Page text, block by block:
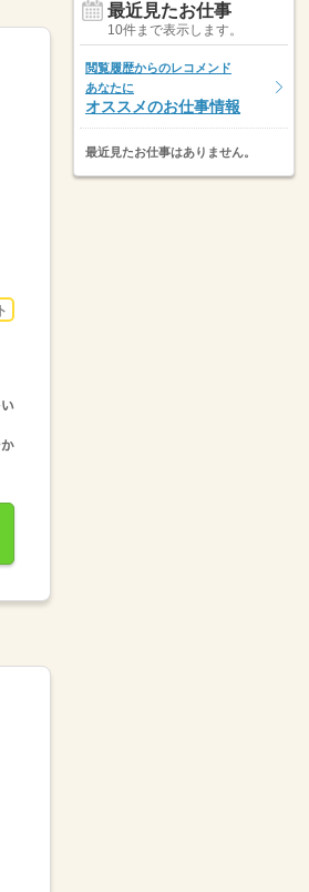
最近見たお仕事
10件まで表示します。
閲覧履歴からのレコメンド
あなたに
オススメのお仕事情報
最近見たお仕事はありません。